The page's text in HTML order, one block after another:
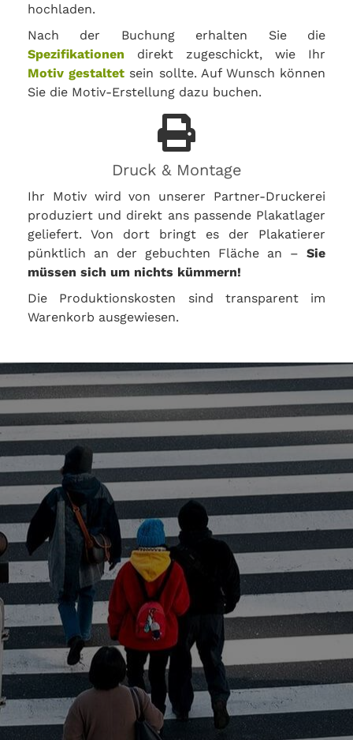
hochladen.
Nach der Buchung erhalten Sie die
Spezifikationen direkt zugeschickt, wie Ihr
Motiv gestaltet sein sollte. Auf Wunsch können
Sie die Motiv-Erstellung dazu buchen.
Druck & Montage
Ihr Motiv wird von unserer Partner-Druckerei
produziert und direkt ans passende Plakatlager
geliefert. Von dort bringt es der Plakatierer
pünktlich an der gebuchten Fläche an – Sie
müssen sich um nichts kümmern!
Die Produktionskosten sind transparent im
Warenkorb ausgewiesen.